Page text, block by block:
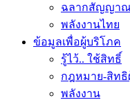
ฉลากสัญญาณ
พลังงานไทย
ข้อมูลเพื่อผู้บริโภค
รู้ไว้.. ใช้สิทธิ์
กฎหมาย-สิทธิ
พลังงาน